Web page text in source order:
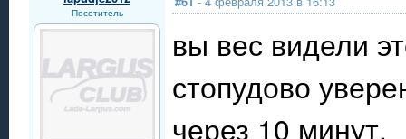
Посетитель
вы вес видели
стопудово
через 10 минут.